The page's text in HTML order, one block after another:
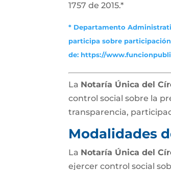
1757 de 2015.*
* Departamento
participa sobre
de: https://
La Notaría Única del
control social sobre la
transparencia,
Modalidades
La Notaría Única del
ejercer control social